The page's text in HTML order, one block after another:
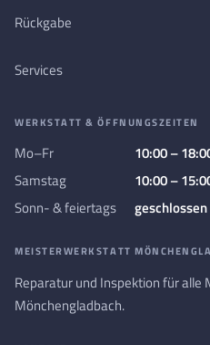
Rückgabe
Services
WERKSTATT & ÖFFNUNGSZEITEN
Mo–Fr
10:00 –
Samstag
10:00 –
Sonn- & feiertags
geschlossen
MEISTERWERKSTATT
Reparatur und Inspektion für alle
Mönchengladbach.